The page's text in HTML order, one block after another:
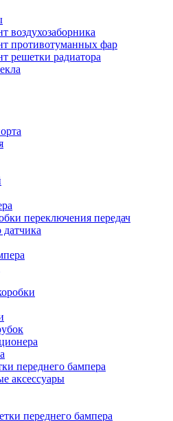
воздухозаборника
противотуманных фар
решетки радиатора
переключения передач
переднего бампера
аксессуары
переднего бампера